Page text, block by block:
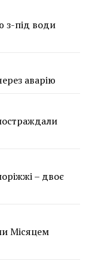
з-під води
аварію
– двоє
Місяцем